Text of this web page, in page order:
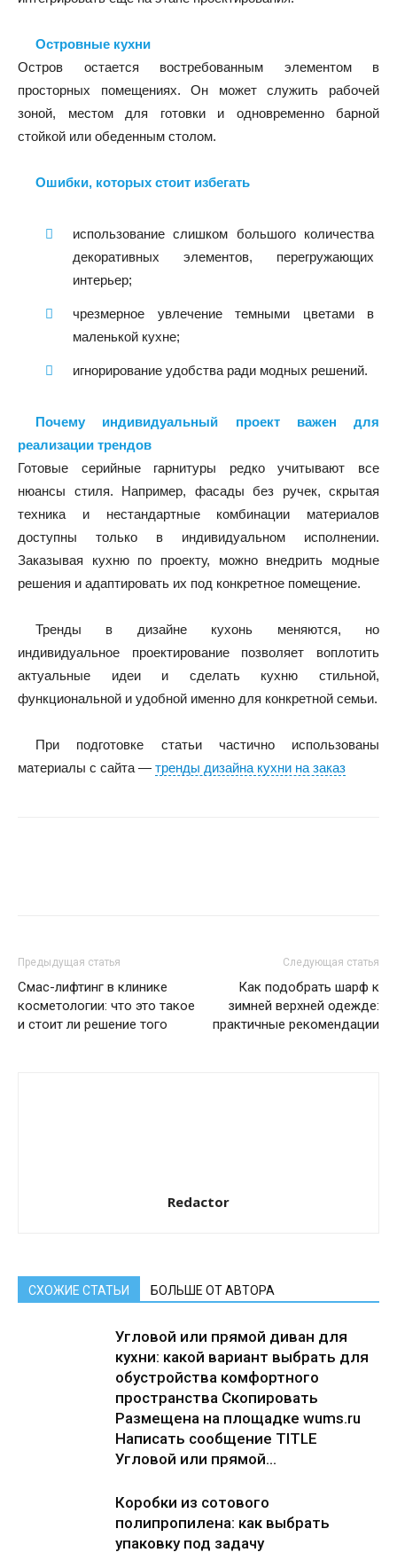
Островные кухни
Остров остается востребованным элементом в
просторных помещениях. Он может служить рабочей
зоной, местом для готовки и одновременно барной
стойкой или обеденным столом.
Ошибки, которых стоит избегать
использование слишком большого количества
декоративных элементов, перегружающих
интерьер;
чрезмерное увлечение темными цветами в
маленькой кухне;
игнорирование удобства ради модных решений.
Почему индивидуальный проект важен для
реализации трендов
Готовые серийные гарнитуры редко учитывают все
нюансы стиля. Например, фасады без ручек, скрытая
техника и нестандартные комбинации материалов
доступны только в индивидуальном исполнении.
Заказывая кухню по проекту, можно внедрить модные
решения и адаптировать их под конкретное помещение.
Тренды в дизайне кухонь меняются, но
индивидуальное проектирование позволяет воплотить
актуальные идеи и сделать кухню стильной,
функциональной и удобной именно для конкретной семьи.
При подготовке статьи частично использованы
материалы с сайта — тренды дизайна кухни на заказ
Предыдущая статья
Смас-лифтинг в клинике
косметологии: что это такое
и стоит ли решение того
Следующая статья
Как подобрать шарф к
зимней верхней одежде:
практичные рекомендации
Redactor
СХОЖИЕ СТАТЬИ БОЛЬШЕ ОТ АВТОРА
Угловой или прямой диван для
кухни: какой вариант выбрать для
обустройства комфортного
пространства Скопировать
Размещена на площадке wums.ru
Написать сообщение TITLE
Угловой или прямой...
Коробки из сотового
полипропилена: как выбрать
упаковку под задачу